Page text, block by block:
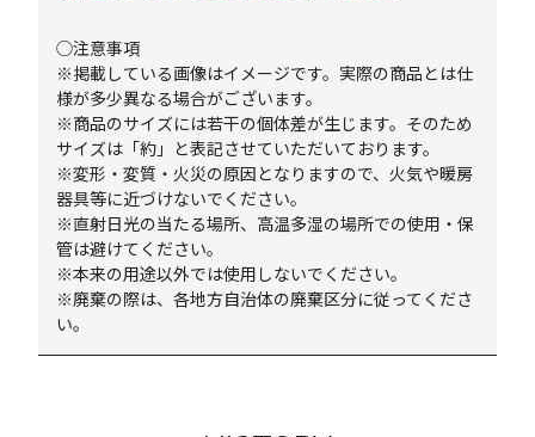
◯注意事項
※掲載している画像はイメージです。実際の商品とは仕
様が多少異なる場合がございます。
※商品のサイズには若干の個体差が生じます。そのため
サイズは「約」と表記させていただいております。
※変形・変質・火災の原因となりますので、火気や暖房
器具等に近づけないでください。
※直射日光の当たる場所、高温多湿の場所での使用・保
管は避けてください。
※本来の用途以外では使用しないでください。
※廃棄の際は、各地方自治体の廃棄区分に従ってくださ
い。